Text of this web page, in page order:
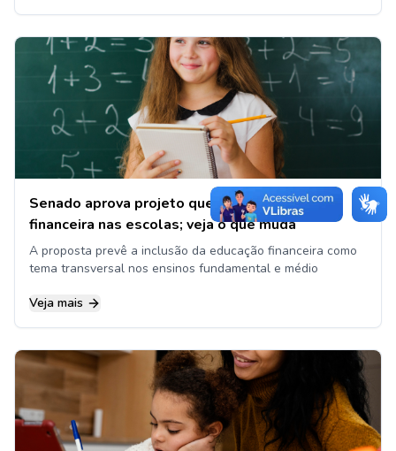
Senado aprova projeto que inclui educação
financeira nas escolas; veja o que muda
A proposta prevê a inclusão da educação financeira como
tema transversal nos ensinos fundamental e médio
Veja mais